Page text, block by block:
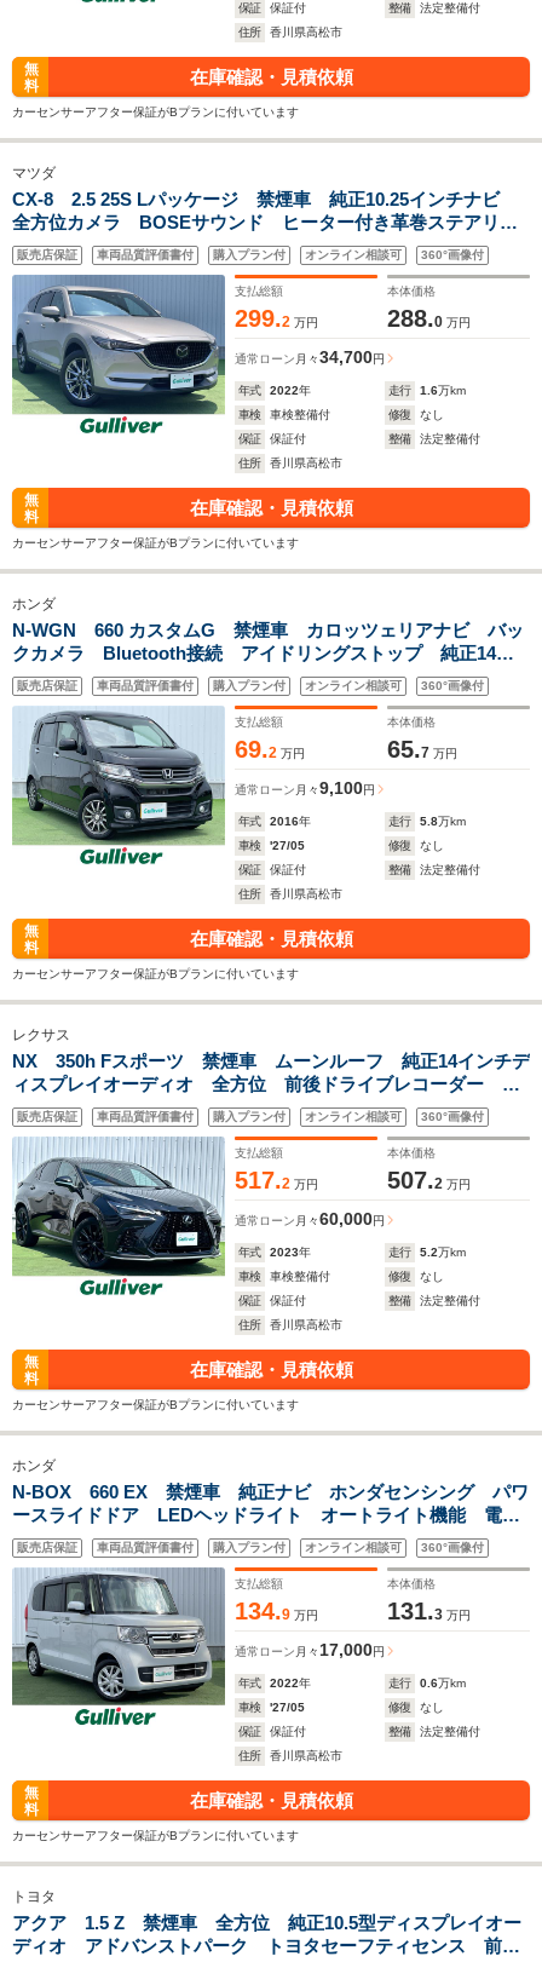
保証
保証付 整備
法定整備付
住所
香川県高松市
無
料
在庫確認・見積依頼
カーセンサーアフター保証がBプランに付いています
マツダ
CX-8 2.5 25S Lパッケージ 禁煙車 純正10.25インチナビ
全方位カメラ BOSEサウンド ヒーター付き革巻ステアリン
グ 前席パワーシート シートヒーター エアシート HUD
BSM i-ACTIVSENSE ワイヤレス充電
販売店保証 車両品質評価書付 購入プラン付 オンライン相談可 360°画像付
支払総額
299.2 万円
本体価格
288.0 万円
通常ローン 月々34,700円
年式 2022年 走行 1.6万km
車検
車検整備付 修復
なし
保証
保証付 整備
法定整備付
住所
香川県高松市
無
料
在庫確認・見積依頼
カーセンサーアフター保証がBプランに付いています
ホンダ
N-WGN 660 カスタムG 禁煙車 カロッツェリアナビ バッ
クカメラ Bluetooth接続 アイドリングストップ 純正14イ
ンチアルミホイール スマートキー スペアキー ベンチシー
ト フロアマット ドアバイザー LED フォグ
販売店保証 車両品質評価書付 購入プラン付 オンライン相談可 360°画像付
支払総額
69.2 万円
本体価格
65.7 万円
通常ローン 月々9,100円
年式 2016年 走行 5.8万km
車検
'27/05 修復
なし
保証
保証付 整備
法定整備付
住所
香川県高松市
無
料
在庫確認・見積依頼
カーセンサーアフター保証がBプランに付いています
レクサス
NX 350h Fスポーツ 禁煙車 ムーンルーフ 純正14インチデ
ィスプレイオーディオ 全方位 前後ドライブレコーダー ワ
イヤレス充電 HUD ビルトインETC2.0 BSM シートヒー
ター 電動リアゲート ステアリングリモコン
販売店保証 車両品質評価書付 購入プラン付 オンライン相談可 360°画像付
支払総額
517.2 万円
本体価格
507.2 万円
通常ローン 月々60,000円
年式 2023年 走行 5.2万km
車検
車検整備付 修復
なし
保証
保証付 整備
法定整備付
住所
香川県高松市
無
料
在庫確認・見積依頼
カーセンサーアフター保証がBプランに付いています
ホンダ
N-BOX 660 EX 禁煙車 純正ナビ ホンダセンシング パワ
ースライドドア LEDヘッドライト オートライト機能 電子
パーキング リアクリアランスソナー 前後ドライブレコーダ
ー ステアリングリモコン レーンキープアシスト
販売店保証 車両品質評価書付 購入プラン付 オンライン相談可 360°画像付
支払総額
134.9 万円
本体価格
131.3 万円
通常ローン 月々 17,000円
年式 2022年 走行 0.6万km
車検
'27/05 修復
なし
保証
保証付 整備
法定整備付
住所
香川県高松市
無
料
在庫確認・見積依頼
カーセンサーアフター保証がBプランに付いています
トヨタ
アクア 1.5 Z 禁煙車 全方位 純正10.5型ディスプレイオー
ディオ アドバンストパーク トヨタセーフティセンス 前後